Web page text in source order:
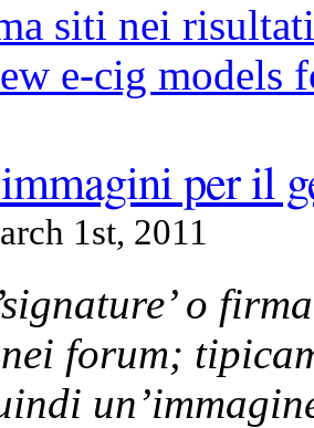
siti nei
e-cig models
per il
1st, 2011
o
forum;